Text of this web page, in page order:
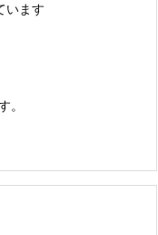
います
。